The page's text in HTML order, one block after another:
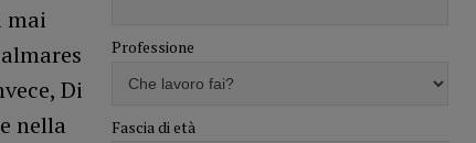
mai
Di
nella
Professione
Fascia di età